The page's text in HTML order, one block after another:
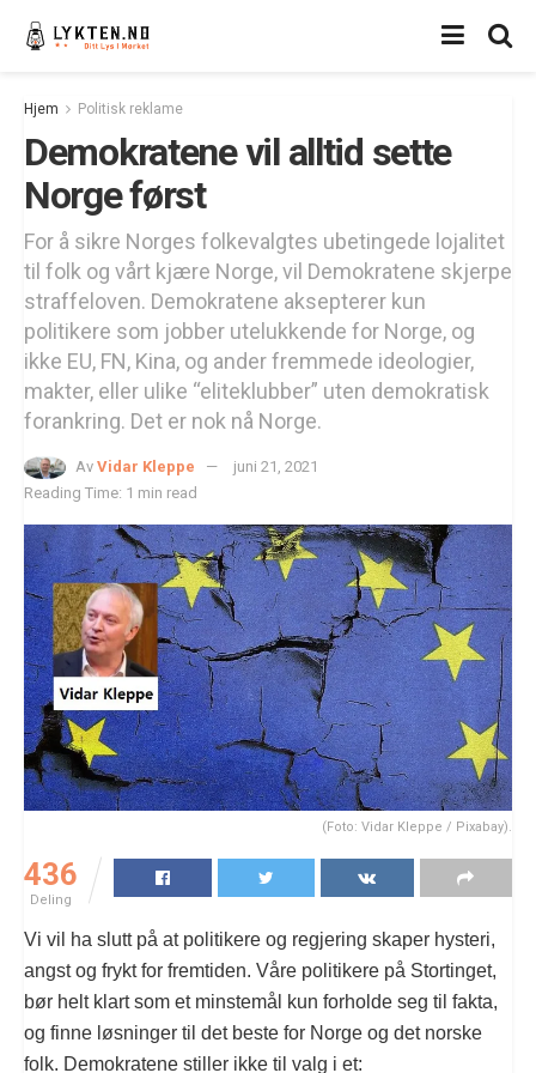
Hjem Politisk reklame
Demokratene vil alltid sette
Norge først
For å sikre Norges folkevalgtes ubetingede lojalitet
til folk og vårt kjære Norge, vil Demokratene skjerpe
straffeloven. Demokratene aksepterer kun
politikere som jobber utelukkende for Norge, og
ikke EU, FN, Kina, og ander fremmede ideologier,
makter, eller ulike “eliteklubber” uten demokratisk
forankring. Det er nok nå Norge.
Av Vidar Kleppe
juni 21, 2021
Reading Time: 1 min read
(Foto: Vidar Kleppe / Pixabay).
436
Deling
Vi vil ha slutt på at politikere og regjering skaper hysteri,
angst og frykt for fremtiden. Våre politikere på Stortinget,
bør helt klart som et minstemål kun forholde seg til fakta,
og finne løsninger til det beste for Norge og det norske
folk. Demokratene stiller ikke til valg i et: